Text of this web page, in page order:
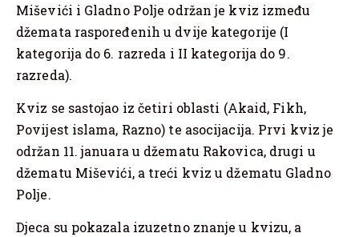
Miševići i Gladno Polje održan je kviz između
džemata raspoređenih u dvije kategorije (I
kategorija do 6. razreda i II kategorija do 9.
razreda).
Kviz se sastojao iz četiri oblasti (Akaid, Fikh,
Povijest islama, Razno) te asocijacija. Prvi kviz je
održan 11. januara u džematu Rakovica, drugi u
džematu Miševići, a treći kviz u džematu Gladno
Polje.
Djeca su pokazala izuzetno znanje u kvizu, a